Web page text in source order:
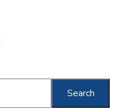
Search